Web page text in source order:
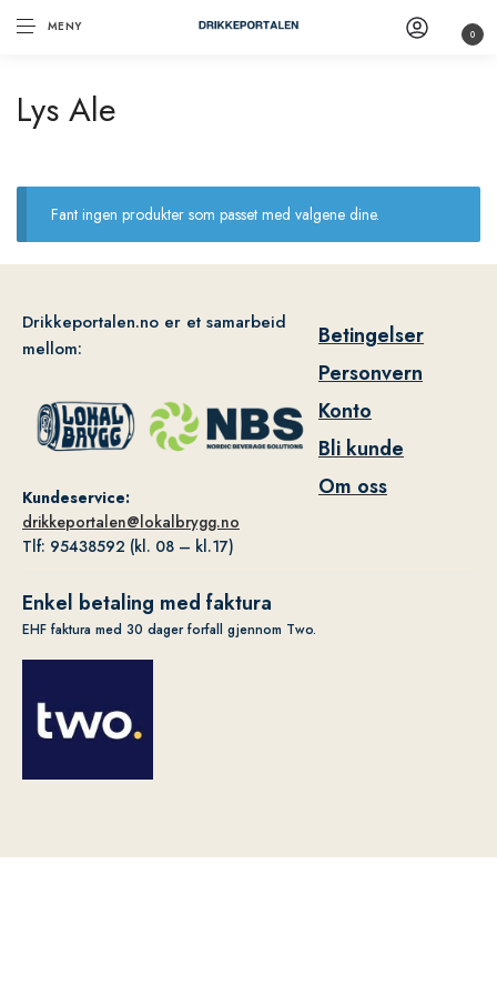
MENY 0
Lys Ale
Fant ingen produkter som passet med valgene dine.
Drikkeportalen.no er et samarbeid
mellom:
Kundeservice:
drikkeportalen@lokalbrygg.no
Tlf: 95438592 (kl. 08 – kl.17)
Betingelser
Personvern
Konto
Bli kunde
Om oss
Enkel betaling med faktura
EHF faktura med 30 dager forfall gjennom Two.